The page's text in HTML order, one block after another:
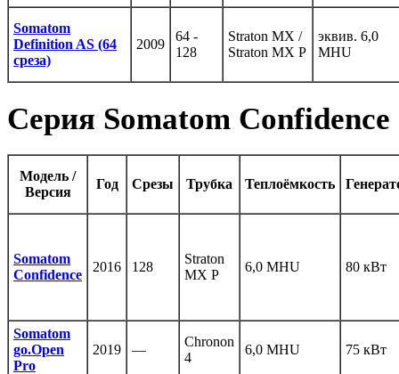
Somatom
Definition AS (64
среза)
2009
64 -
128
Straton MX /
Straton MX P
эквив. 6,0
MHU
Серия Somatom
Модель /
Версия
Год Срезы Трубка Теплоёмкость
Somatom
Confidence
2016 128
Straton
MX P
6,0 MHU 80 кВт
Somatom
go.Open
Pro
2019 —
Chronon
4
6,0 MHU 75 кВт